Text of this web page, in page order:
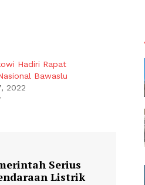
Hadiri Rapat
Bawaslu
2022
Serius
Listrik